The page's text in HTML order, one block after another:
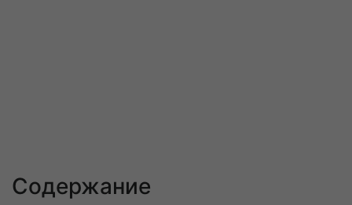
Содержание